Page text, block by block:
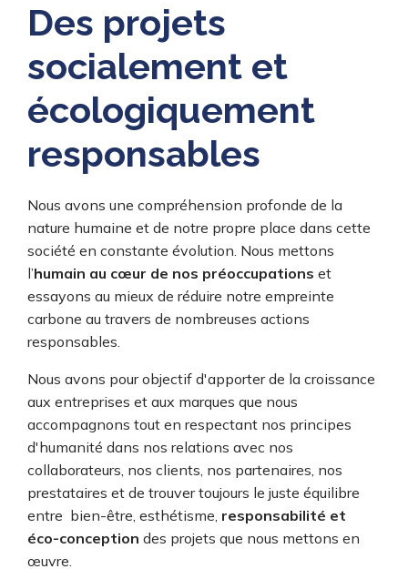
Des projets
socialement et
écologiquement
responsables
Nous avons une compréhension profonde de la
nature humaine et de notre propre place dans cette
société en constante évolution. Nous mettons
l’humain au cœur de nos préoccupations et
essayons au mieux de réduire notre empreinte
carbone au travers de nombreuses actions
responsables.
Nous avons pour objectif d'apporter de la croissance
aux entreprises et aux marques que nous
accompagnons tout en respectant nos principes
d'humanité dans nos relations avec nos
collaborateurs, nos clients, nos partenaires, nos
prestataires et de trouver toujours le juste équilibre
entre bien-être, esthétisme, responsabilité et
éco-conception des projets que nous mettons en
œuvre.